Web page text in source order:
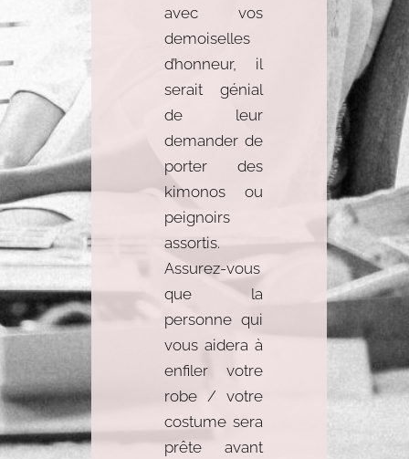
avec vos
demoiselles
d’honneur, il
serait génial
de leur
demander de
porter des
kimonos ou
peignoirs
assortis.
Assurez-vous
que la
personne qui
vous aidera à
enfiler votre
robe / votre
costume sera
prête avant